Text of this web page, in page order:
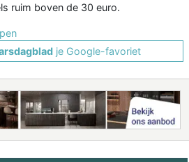
ruim boven de 30 euro.
je Google-favoriet